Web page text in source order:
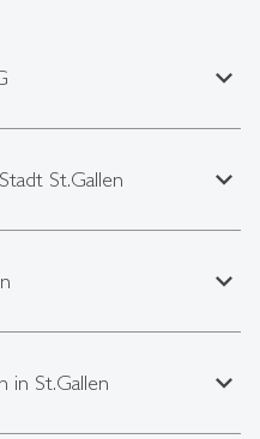
expand_less
St.Gallen expand_less
expand_less
in St.Gallen expand_less